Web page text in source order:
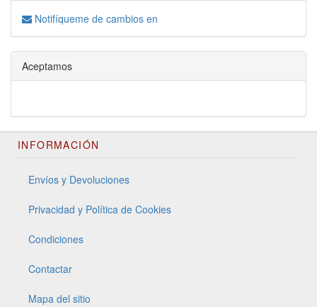
Notifíqueme de cambios en
Aceptamos
INFORMACIÓN
Envíos y Devoluciones
Privacidad y Política de Cookies
Condiciones
Contactar
Mapa del sitio